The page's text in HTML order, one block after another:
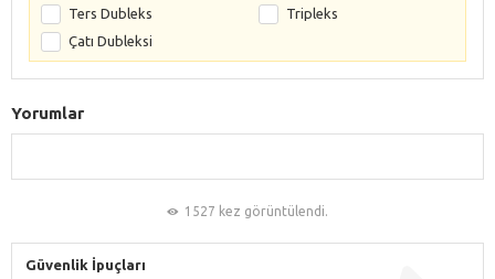
Ters Dubleks
Tripleks
Çatı Dubleksi
Yorumlar
1527 kez görüntülendi.
Güvenlik İpuçları